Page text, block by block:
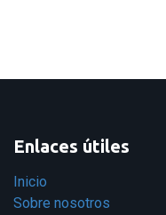
Enlaces útiles
Inicio
Sobre nosotros